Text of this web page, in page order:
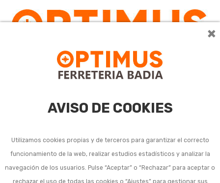
×
AVISO DE COOKIES
Utilizamos cookies propias y de terceros para garantizar el correcto
funcionamiento de la web, realizar estudios estadísticos y analizar la
navegación de los usuarios. Pulse “Aceptar” o “Rechazar” para aceptar o
rechazar el uso de todas las cookies o “Ajustes” para gestionar sus
Compostadores y